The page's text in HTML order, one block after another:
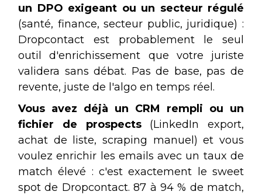
un DPO exigeant ou un secteur régulé
(santé, finance, secteur public, juridique) :
Dropcontact est probablement le seul
outil d'enrichissement que votre juriste
validera sans débat. Pas de base, pas de
revente, juste de l'algo en temps réel.
Vous avez déjà un CRM rempli ou un
fichier de prospects(LinkedIn export,
achat de liste, scraping manuel) et vous
voulez enrichir les emails avec un taux de
match élevé : c'est exactement le sweet
spot de Dropcontact. 87 à 94 % de match,